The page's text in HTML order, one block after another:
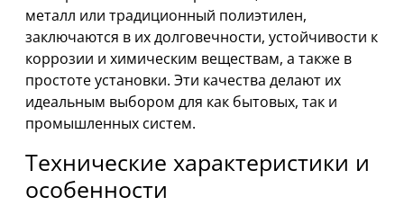
металл или традиционный полиэтилен,
заключаются в их долговечности, устойчивости к
коррозии и химическим веществам, а также в
простоте установки. Эти качества делают их
идеальным выбором для как бытовых, так и
промышленных систем.
Технические характеристики и
особенности